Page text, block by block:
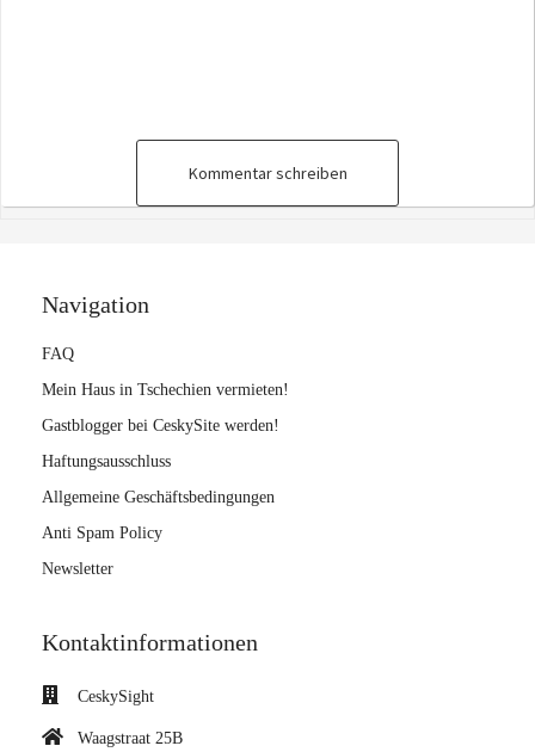
Kommentar schreiben
Navigation
FAQ
Mein Haus in Tschechien vermieten!
Gastblogger bei CeskySite werden!
Haftungsausschluss
Allgemeine Geschäftsbedingungen
Anti Spam Policy
Newsletter
Kontaktinformationen
CeskySight
Waagstraat 25B